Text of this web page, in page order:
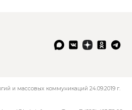
и массовых коммуникаций 24.09.2019 г.